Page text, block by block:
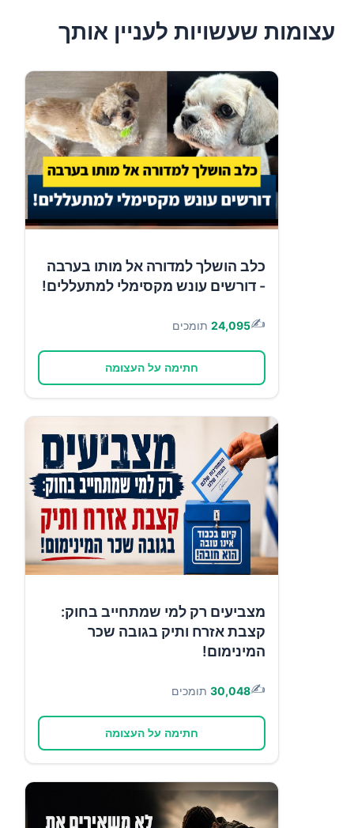
עצומות שעשויות לעניין אותך
כלב הושלך למדורה אל מותו בערבה
- דורשים עונש מקסימלי למתעללים!
✍️
24,095 תומכים
חתימה על העצומה
מצביעים רק למי שמתחייב בחוק:
קצבת אזרח ותיק בגובה שכר
המינימום!
✍️
30,048 תומכים
חתימה על העצומה